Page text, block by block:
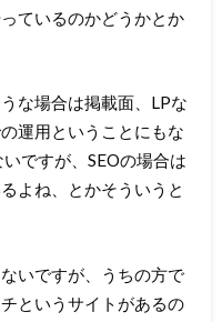
ているのかどうかとか
な場合は掲載面、LPな
運用ということにもな
ですが、SEOの場合は
よね、とかそういうと
いですが、うちの方で
というサイトがあるの